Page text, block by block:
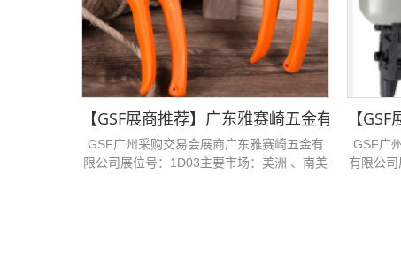
【GSF展商推荐】​​广东雅赛崎五金有限公司
GSF广州采购交易会展商广东雅赛崎五金有
限公司展位号：1D03主要市场：美洲 、南美
【
GSF广
有限公